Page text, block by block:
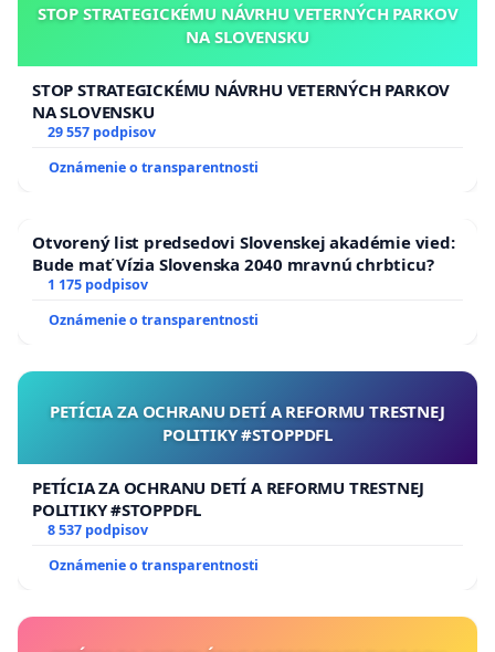
STOP STRATEGICKÉMU NÁVRHU VETERNÝCH PARKOV
NA SLOVENSKU
STOP STRATEGICKÉMU NÁVRHU VETERNÝCH PARKOV
NA SLOVENSKU
29 557 podpisov
Oznámenie o transparentnosti
Otvorený list predsedovi Slovenskej akadémie vied:
Bude mať Vízia Slovenska 2040 mravnú chrbticu?
1 175 podpisov
Oznámenie o transparentnosti
PETÍCIA ZA OCHRANU DETÍ A REFORMU TRESTNEJ
POLITIKY #STOPPDFL
PETÍCIA ZA OCHRANU DETÍ A REFORMU TRESTNEJ
POLITIKY #STOPPDFL
8 537 podpisov
Oznámenie o transparentnosti